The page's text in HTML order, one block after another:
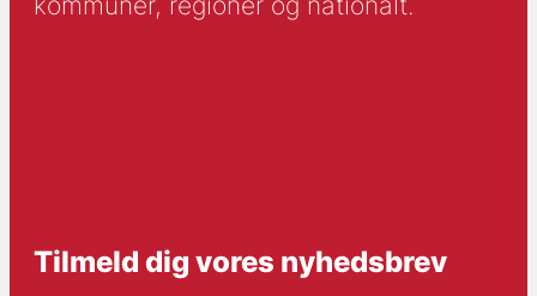
Tilmeld dig vores nyhedsbrev